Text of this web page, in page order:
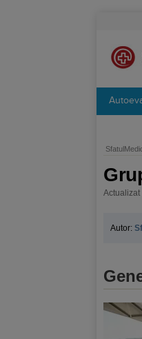
Actualizat
Autor: